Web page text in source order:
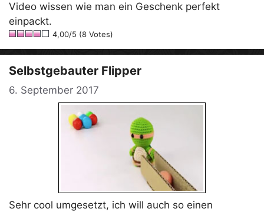
Video wissen wie man ein Geschenk perfekt
einpackt.
4,00/5 (8 Votes)
Selbstgebauter Flipper
6. September 2017
Sehr cool umgesetzt, ich will auch so einen